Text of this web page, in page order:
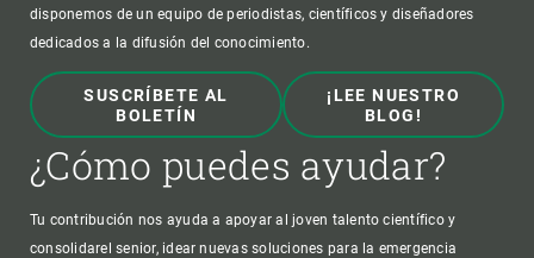
disponemos de un equipo de periodistas, científicos y diseñadores
dedicados a la difusión del conocimiento.
SUSCRÍBETE AL
BOLETÍN
¡LEE NUESTRO
BLOG!
¿Cómo puedes ayudar?
Tu contribución nos ayuda a apoyar al joven talento científico y
consolidarel senior, idear nuevas soluciones para la emergencia